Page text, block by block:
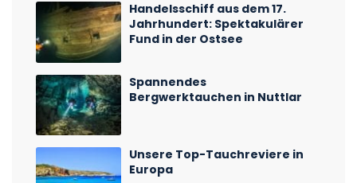
Handelsschiff aus dem 17.
Jahrhundert: Spektakulärer
Fund in der Ostsee
Spannendes
Bergwerktauchen in Nuttlar
Unsere Top-Tauchreviere in
Europa